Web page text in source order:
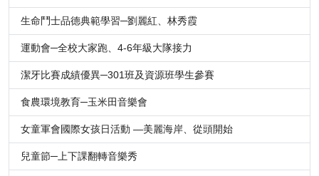
生命鬥士品德典範學習─劉麗紅、林秀霞
運動會─全校大家跑、4-6年級大隊接力
潔牙比賽成績優異─301班及資源班學生參賽
食農環境教育─玉米田音樂會
女童軍會國際女孩日活動 —美麗海岸、從頭開始
兒童節─上下課翻轉音樂秀